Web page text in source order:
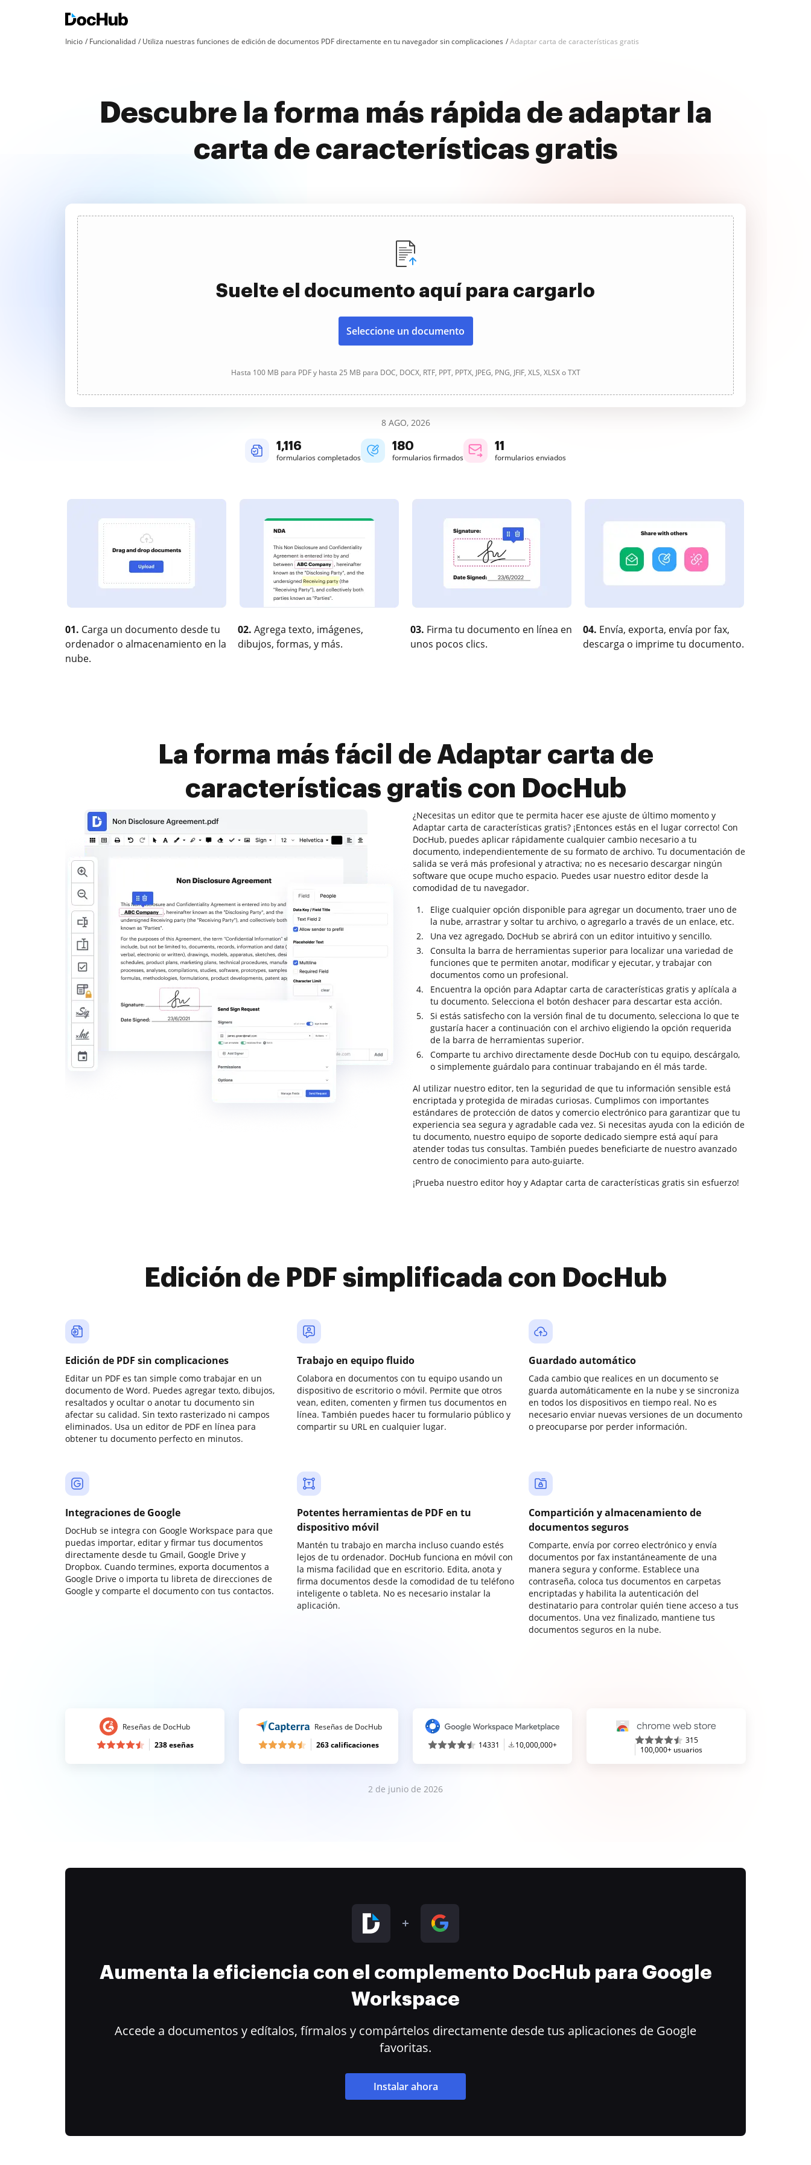
Inicio Funcionalidad Utiliza nuestras funciones de edición de documentos PDF directamente en tu navegador sin complicaciones Adaptar carta de características gratis
Descubre la forma más rápida de adaptar la
carta de características gratis
Suelte el documento aquí para cargarlo
Seleccione un documento
Hasta 100 MB para PDF y hasta 25 MB para DOC, DOCX, RTF, PPT, PPTX, JPEG, PNG, JFIF, XLS, XLSX o TXT
8 AGO, 2026
1,116
formularios completados
180
formularios firmados
11
formularios enviados
01. Carga un documento desde tu
ordenador o almacenamiento en la
nube.
02. Agrega texto, imágenes,
dibujos, formas, y más.
03. Firma tu documento en línea en
unos pocos clics.
04. Envía, exporta, envía por fax,
descarga o imprime tu documento.
La forma más fácil de Adaptar carta de
características gratis con DocHub
¿Necesitas un editor que te permita hacer ese ajuste de último momento y
Adaptar carta de características gratis? ¡Entonces estás en el lugar correcto! Con
DocHub, puedes aplicar rápidamente cualquier cambio necesario a tu
documento, independientemente de su formato de archivo. Tu documentación de
salida se verá más profesional y atractiva; no es necesario descargar ningún
software que ocupe mucho espacio. Puedes usar nuestro editor desde la
comodidad de tu navegador.
Elige cualquier opción disponible para agregar un documento, traer uno de
la nube, arrastrar y soltar tu archivo, o agregarlo a través de un enlace, etc.
Una vez agregado, DocHub se abrirá con un editor intuitivo y sencillo.
Consulta la barra de herramientas superior para localizar una variedad de
funciones que te permiten anotar, modificar y ejecutar, y trabajar con
documentos como un profesional.
Encuentra la opción para Adaptar carta de características gratis y aplícala a
tu documento. Selecciona el botón deshacer para descartar esta acción.
Si estás satisfecho con la versión final de tu documento, selecciona lo que te
gustaría hacer a continuación con el archivo eligiendo la opción requerida
de la barra de herramientas superior.
Comparte tu archivo directamente desde DocHub con tu equipo, descárgalo,
o simplemente guárdalo para continuar trabajando en él más tarde.
Al utilizar nuestro editor, ten la seguridad de que tu información sensible está
encriptada y protegida de miradas curiosas. Cumplimos con importantes
estándares de protección de datos y comercio electrónico para garantizar que tu
experiencia sea segura y agradable cada vez. Si necesitas ayuda con la edición de
tu documento, nuestro equipo de soporte dedicado siempre está aquí para
atender todas tus consultas. También puedes beneficiarte de nuestro avanzado
centro de conocimiento para auto-guiarte.
¡Prueba nuestro editor hoy y Adaptar carta de características gratis sin esfuerzo!
Edición de PDF simplificada con DocHub
Edición de PDF sin complicaciones
Editar un PDF es tan simple como trabajar en un
documento de Word. Puedes agregar texto, dibujos,
resaltados y ocultar o anotar tu documento sin
afectar su calidad. Sin texto rasterizado ni campos
eliminados. Usa un editor de PDF en línea para
obtener tu documento perfecto en minutos.
Trabajo en equipo fluido
Colabora en documentos con tu equipo usando un
dispositivo de escritorio o móvil. Permite que otros
vean, editen, comenten y firmen tus documentos en
línea. También puedes hacer tu formulario público y
compartir su URL en cualquier lugar.
Guardado automático
Cada cambio que realices en un documento se
guarda automáticamente en la nube y se sincroniza
en todos los dispositivos en tiempo real. No es
necesario enviar nuevas versiones de un documento
o preocuparse por perder información.
Integraciones de Google
DocHub se integra con Google Workspace para que
puedas importar, editar y firmar tus documentos
directamente desde tu Gmail, Google Drive y
Dropbox. Cuando termines, exporta documentos a
Google Drive o importa tu libreta de direcciones de
Google y comparte el documento con tus contactos.
Potentes herramientas de PDF en tu
dispositivo móvil
Mantén tu trabajo en marcha incluso cuando estés
lejos de tu ordenador. DocHub funciona en móvil con
la misma facilidad que en escritorio. Edita, anota y
firma documentos desde la comodidad de tu teléfono
inteligente o tableta. No es necesario instalar la
aplicación.
Compartición y almacenamiento de
documentos seguros
Comparte, envía por correo electrónico y envía
documentos por fax instantáneamente de una
manera segura y conforme. Establece una
contraseña, coloca tus documentos en carpetas
encriptadas y habilita la autenticación del
destinatario para controlar quién tiene acceso a tus
documentos. Una vez finalizado, mantiene tus
documentos seguros en la nube.
Reseñas de DocHub
238 eseñas
Reseñas de DocHub
263 calificaciones
14331 10,000,000+
315
100,000+ usuarios
2 de junio de 2026
Aumenta la eficiencia con el complemento DocHub para Google
Workspace
Accede a documentos y edítalos, fírmalos y compártelos directamente desde tus aplicaciones de Google
favoritas.
Instalar ahora